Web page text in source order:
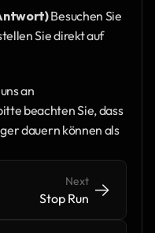
Sie direkt auf
beachten Sie, dass
dauern können als
Next
Stop Run
-> ->